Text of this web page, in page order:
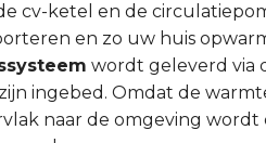
cv-ketel en de
en zo uw huis
wordt geleverd via
ingebed. Omdat de
naar de omgeving wordt